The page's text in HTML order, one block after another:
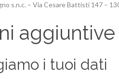
s.n.c. – Via Cesare Battisti 147 –
aggiuntive
i tuoi dati